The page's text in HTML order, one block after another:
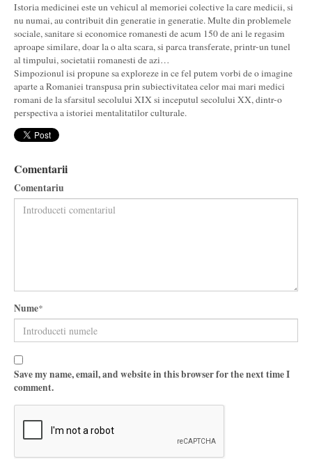
Istoria medicinei este un vehicul al memoriei colective la care medicii, si
nu numai, au contribuit din generatie in generatie. Multe din problemele
sociale, sanitare si economice romanesti de acum 150 de ani le regasim
aproape similare, doar la o alta scara, si parca transferate, printr-un tunel
al timpului, societatii romanesti de azi…
Simpozionul isi propune sa exploreze in ce fel putem vorbi de o imagine
aparte a Romaniei transpusa prin subiectivitatea celor mai mari medici
romani de la sfarsitul secolului XIX si inceputul secolului XX, dintr-o
perspectiva a istoriei mentalitatilor culturale.
Comentarii
Comentariu
Nume*
Save my name, email, and website in this browser for the next time I
comment.